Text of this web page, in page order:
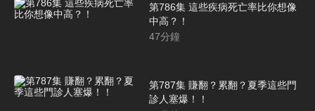
第786集 這些疾病死亡率比你想像
中高？！
47分鐘
第787集 賺翻？累翻？夏季這些門
診人塞爆！！